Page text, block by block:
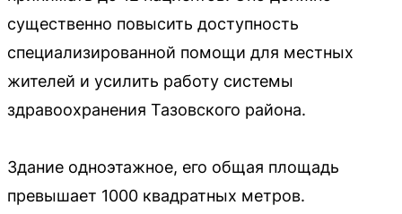
существенно повысить доступность
специализированной помощи для местных
жителей и усилить работу системы
здравоохранения Тазовского района.
Здание одноэтажное, его общая площадь
превышает 1000 квадратных метров.